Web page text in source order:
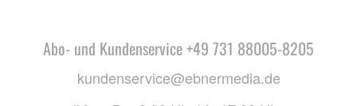
Abo- und Kundenservice +49 731 88005-8205
kundenservice@ebnermedia.de